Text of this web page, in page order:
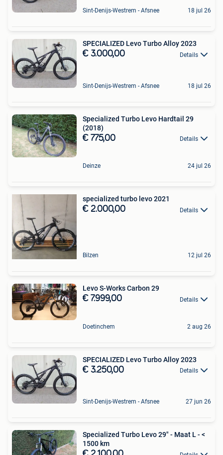
Sint-Denijs-Westrem - Afsnee 18 jul 26
SPECIALIZED Levo Turbo Alloy 2023
€ 3.000,00 Details
Sint-Denijs-Westrem - Afsnee 18 jul 26
Specialized Turbo Levo Hardtail 29
(2018)
€ 775,00 Details
Deinze 24 jul 26
specialized turbo levo 2021
€ 2.000,00 Details
Bilzen 12 jul 26
Levo S-Works Carbon 29
€ 7.999,00 Details
Doetinchem 2 aug 26
SPECIALIZED Levo Turbo Alloy 2023
€ 3.250,00 Details
Sint-Denijs-Westrem - Afsnee 27 jun 26
Specialized Turbo Levo 29" - Maat L - <
1500 km